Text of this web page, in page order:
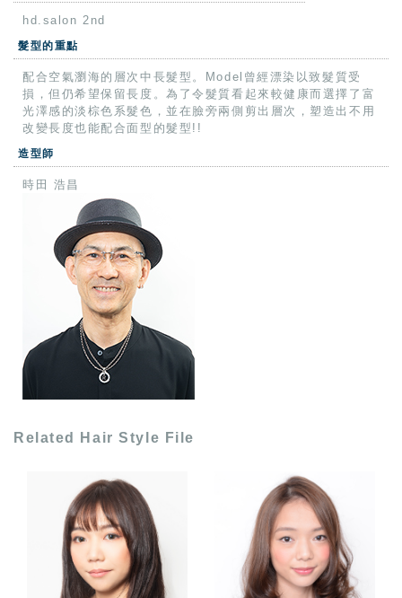
hd.salon 2nd
髮型的重點
配合空氣瀏海的層次中長髮型。Model曾經漂染以致髮質受
損，但仍希望保留長度。為了令髮質看起來較健康而選擇了富
光澤感的淡棕色系髮色，並在臉旁兩側剪出層次，塑造出不用
改變長度也能配合面型的髮型!!
造型師
時田 浩昌
Related Hair Style File